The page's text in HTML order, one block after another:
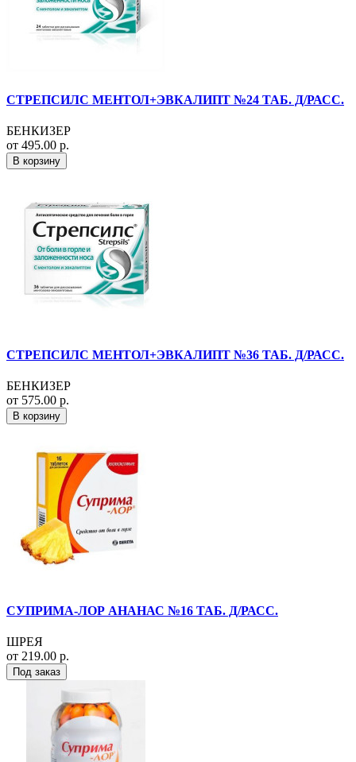
СТРЕПСИЛС МЕНТОЛ+ЭВКАЛИПТ №24 ТАБ. Д/РАСС.
БЕНКИЗЕР
от 495.00 р.
В корзину
СТРЕПСИЛС МЕНТОЛ+ЭВКАЛИПТ №36 ТАБ. Д/РАСС.
БЕНКИЗЕР
от 575.00 р.
В корзину
СУПРИМА-ЛОР АНАНАС №16 ТАБ. Д/РАСС.
ШРЕЯ
от 219.00 р.
Под заказ